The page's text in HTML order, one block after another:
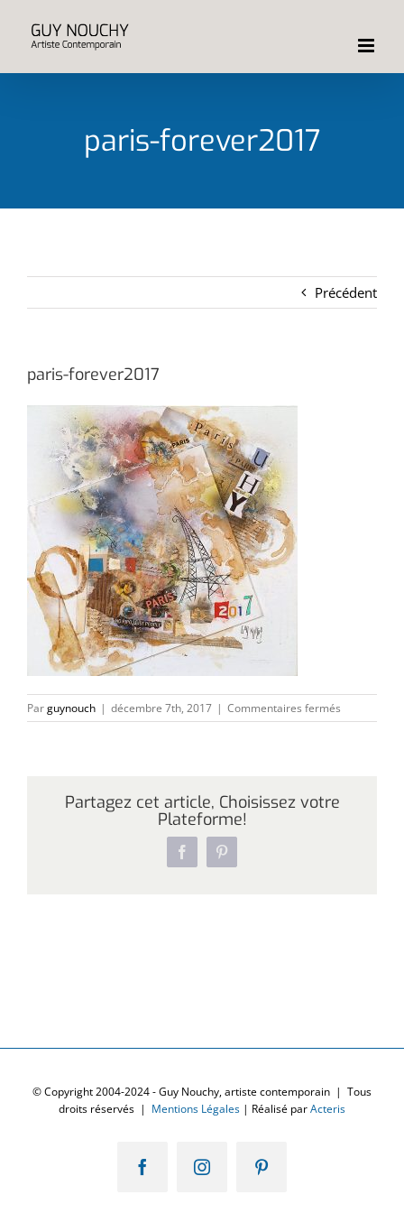
contenu
paris-forever2017
Précédent
paris-forever2017
Parguynouch | décembre 7th, 2017 | Commentaires fermés
paris-
Partagez cet article, Choisissez votre
Plateforme!
FacebookPinterest
© Copyright 2004-2024 - Guy Nouchy, artiste contemporain | Tous
droits réservés | Mentions Légales | Réalisé parActeris
FacebookInstagramPinterest